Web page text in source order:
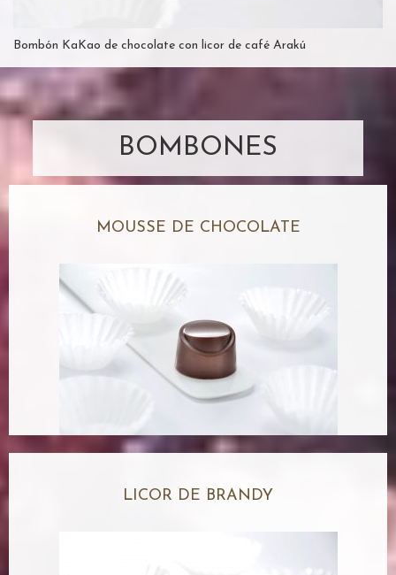
Bombón KaKao de chocolate con licor de café Arakú
BOMBONES
MOUSSE DE CHOCOLATE
LICOR DE BRANDY